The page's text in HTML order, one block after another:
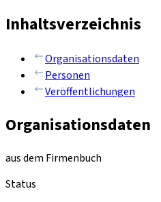
Inhaltsverzeichnis
Organisationsdaten
Personen
Veröffentlichungen
Organisationsdaten
aus dem Firmenbuch
Status